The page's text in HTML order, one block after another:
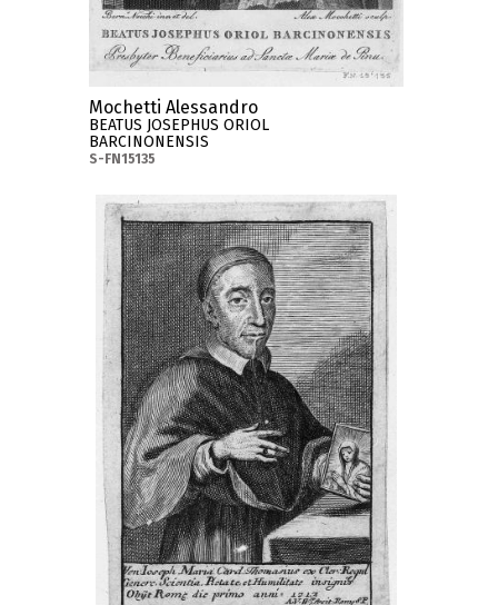
Mochetti Alessandro
BEATUS JOSEPHUS ORIOL
BARCINONENSIS
S-FN15135